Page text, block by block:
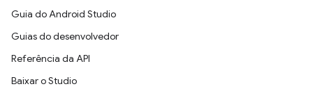
Guia do Android Studio
Guias do desenvolvedor
Referência da API
Baixar o Studio